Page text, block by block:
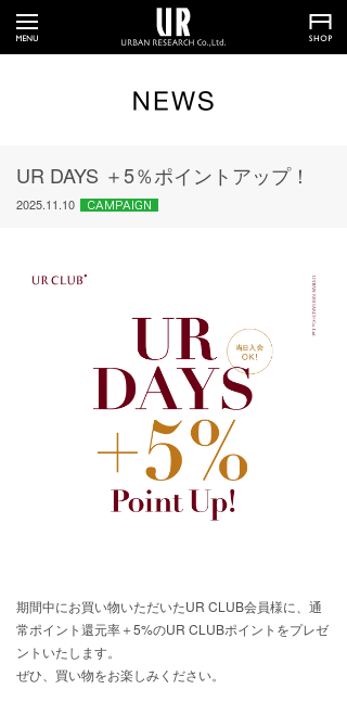
UR DAYS ＋5％ポイントアップ！
2025.11.10
期間中にお買い物いただいたUR CLUB会員様に、通
常ポイント還元率＋5%のUR CLUBポイントをプレゼ
ントいたします。
ぜひ、買い物をお楽しみください。